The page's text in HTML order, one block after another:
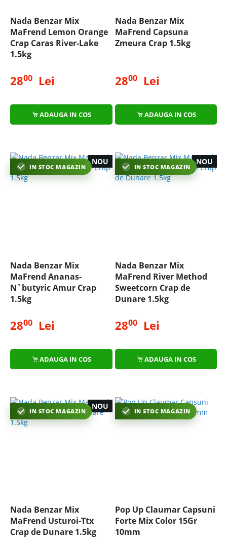
Nada Benzar Mix
MaFrend Lemon Orange
Crap Caras River-Lake
1.5kg
2800 Lei
ADAUGA IN COS
Nada Benzar Mix
MaFrend Capsuna
Zmeura Crap 1.5kg
2800Lei
ADAUGA IN COS
IN STOC MAGAZIN
NOU
Nada Benzar Mix
MaFrend Ananas-
N`butyric Amur Crap
1.5kg
2800 Lei
ADAUGA IN COS
IN STOC MAGAZIN
NOU
Nada Benzar Mix
MaFrend River Method
Sweetcorn Crap de
Dunare 1.5kg
2800Lei
ADAUGA IN COS
IN STOC MAGAZIN
NOU
Nada Benzar Mix
MaFrend Usturoi-Ttx
Crap de Dunare 1.5kg
IN STOC MAGAZIN
Pop Up Claumar Capsuni
Forte Mix Color 15Gr
10mm